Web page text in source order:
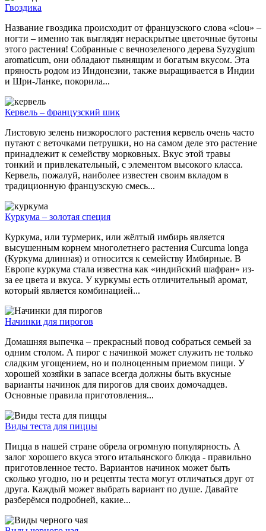
Гвоздика
Название гвоздика происходит от французского слова «clou» –
ногти – именно так выглядят нераскрытые цветочные бутоны
этого растения! Собранные с вечнозеленого дерева Syzygium
aromaticum, они обладают пьянящим и богатым вкусом. Эта
пряность родом из Индонезии, также выращивается в Индии
и Шри-Ланке, покорила...
Кервель – французский шик
Листовую зелень низкорослого растения кервель очень часто
путают с веточками петрушки, но на самом деле это растение
принадлежит к семейству морковных. Вкус этой травы
тонкий и привлекательный, с элементом высокого класса.
Кервель, пожалуй, наиболее известен своим вкладом в
традиционную французскую смесь...
Куркума – золотая специя
Куркума, или турмерик, или жёлтый имбирь является
высушенным корнем многолетнего растения Curcuma longa
(Куркума длинная) и относится к семейству Имбирные. В
Европе куркума стала известна как «индийский шафран» из-
за ее цвета и вкуса. У куркумы есть отличительный аромат,
который является комбинацией...
Начинки для пирогов
Домашняя выпечка – прекрасный повод собраться семьей за
одним столом. А пирог с начинкой может служить не только
сладким угощением, но и полноценным приемом пищи. У
хорошей хозяйки в запасе всегда должны быть вкусные
варианты начинок для пирогов для своих домочадцев.
Основные правила приготовления...
Виды теста для пиццы
Пицца в нашей стране обрела огромную популярность. А
залог хорошего вкуса этого итальянского блюда - правильно
приготовленное тесто. Вариантов начинок может быть
сколько угодно, но и рецепты теста могут отличаться друг от
друга. Каждый может выбрать вариант по душе. Давайте
разберёмся подробней, какие...